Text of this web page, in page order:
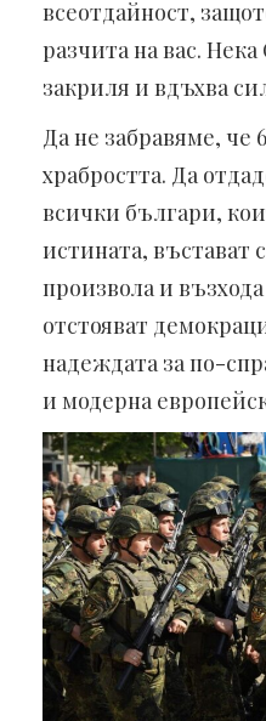
всеотдайност,
разчита на вас.
закриля и вдъхва
Да не забравяме, че
храбростта. Да
всички българи,
истината, въстават
произвола и
отстояват
надеждата за по-
и модерна